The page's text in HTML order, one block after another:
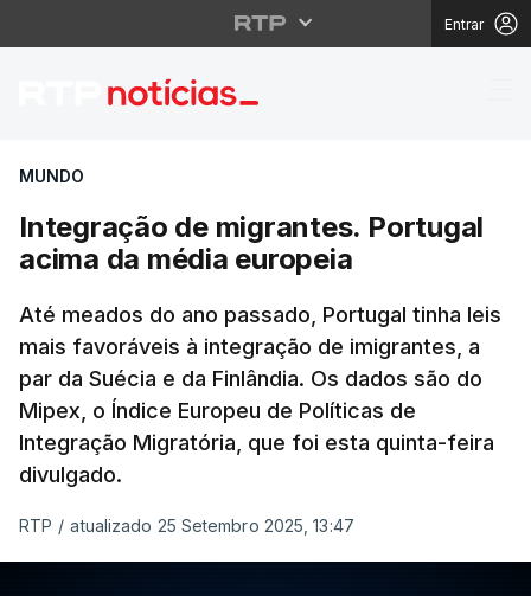
Entrar
Integração de
MUNDO
Integração de migrantes. Portugal
acima da média europeia
Até meados do ano passado, Portugal tinha leis
mais favoráveis à integração de imigrantes, a
par da Suécia e da Finlândia. Os dados são do
Mipex, o Índice Europeu de Políticas de
Integração Migratória, que foi esta quinta-feira
divulgado.
RTP / atualizado 25 Setembro 2025, 13:47